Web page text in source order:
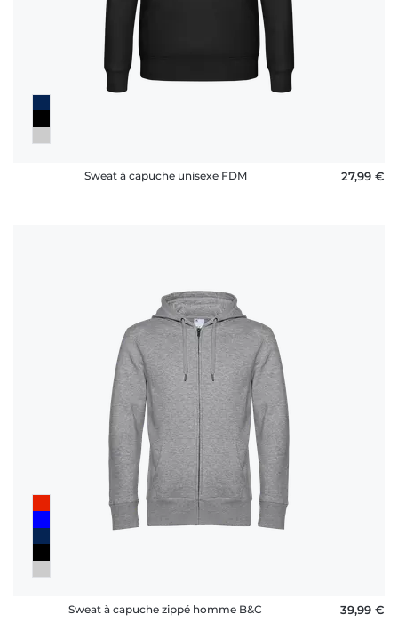
Sweat à capuche unisexe FDM 27,99 €
Sweat à capuche zippé homme B&C 39,99 €